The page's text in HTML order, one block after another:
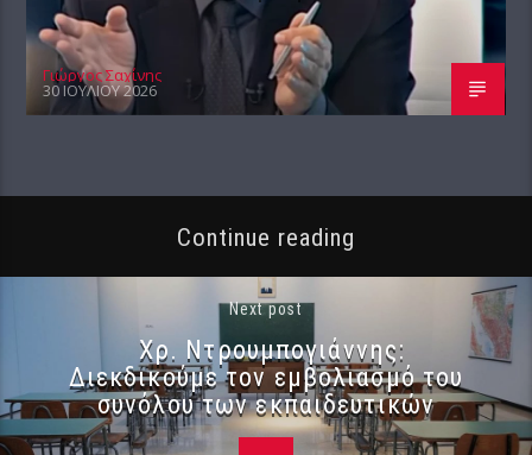
Γιώργος Σαχίνης
30 ΙΟΥΛΊΟΥ 2026
Continue reading
Next post
Χρ. Ντρουμπογιάννης:
Διεκδικούμε τον εμβολιασμό του
συνόλου των εκπαιδευτικών